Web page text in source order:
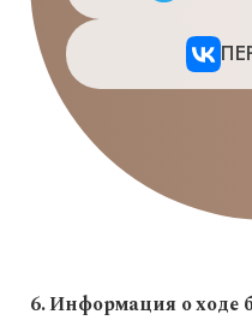
6. Информация о ходе